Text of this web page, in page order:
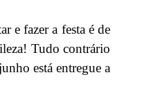
e fazer a festa é de
Tudo contrário
está entregue a